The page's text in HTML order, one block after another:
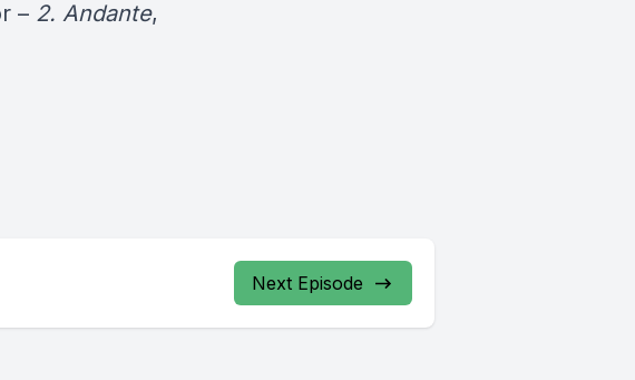
– 2. Andante,
Next Episode